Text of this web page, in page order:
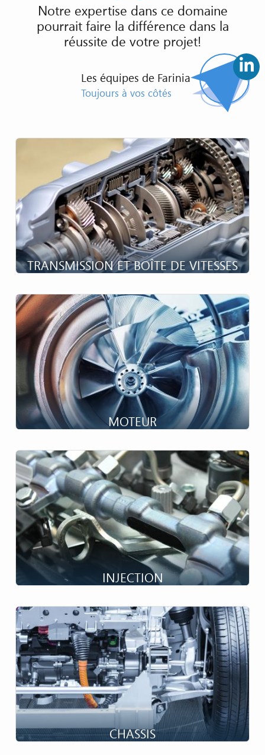
Notre expertise dans ce domaine
pourrait faire la différence dans la
réussite de votre projet!
Les équipes de Farinia
Toujours à vos côtés
TRANSMISSION ET BOÎTE DE VITESSES
Précision et fiabilité En constante évolution afin
d’améliorer leurs performances, les systèmes de
transmission sont des sous-ensembles extrêmement
complexes requérant des composants de grande précision
et particulièrement fiables....
MOTEUR
Performance et responsabilité...
INJECTION
Des émissions réduites...
CHASSIS